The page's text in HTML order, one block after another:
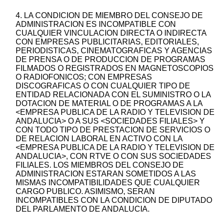
4. LA CONDICION DE MIEMBRO DEL CONSEJO DE
ADMINISTRACION ES INCOMPATIBLE CON
CUALQUIER VINCULACION DIRECTA O INDIRECTA
CON EMPRESAS PUBLICITARIAS, EDITORIALES,
PERIODISTICAS, CINEMATOGRAFICAS Y AGENCIAS
DE PRENSA O DE PRODUCCION DE PROGRAMAS
FILMADOS O REGISTRADOS EN MAGNETOSCOPIOS
O RADIOFONICOS; CON EMPRESAS
DISCOGRAFICAS O CON CUALQUIER TIPO DE
ENTIDAD RELACIONADA CON EL SUMINISTRO O LA
DOTACION DE MATERIAL O DE PROGRAMAS A LA
<EMPRESA PUBLICA DE LA RADIO Y TELEVISION DE
ANDALUCIA> O A SUS <SOCIEDADES FILIALES> Y
CON TODO TIPO DE PRESTACION DE SERVICIOS O
DE RELACION LABORAL EN ACTIVO CON LA
<EMPRESA PUBLICA DE LA RADIO Y TELEVISION DE
ANDALUCIA>, CON RTVE O CON SUS SOCIEDADES
FILIALES. LOS MIEMBROS DEL CONSEJO DE
ADMINISTRACION ESTARAN SOMETIDOS A LAS
MISMAS INCOMPATIBILIDADES QUE CUALQUIER
CARGO PUBLICO. ASIMISMO, SERAN
INCOMPATIBLES CON LA CONDICION DE DIPUTADO
DEL PARLAMENTO DE ANDALUCIA.